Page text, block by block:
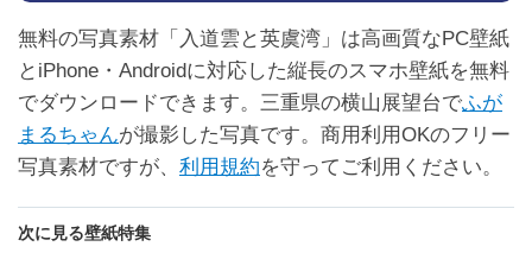
無料の写真素材「入道雲と英虞湾」は高画質なPC壁紙
とiPhone・Androidに対応した縦長のスマホ壁紙を無料
でダウンロードできます。三重県の横山展望台でふが
まるちゃんが撮影した写真です。商用利用OKのフリー
写真素材ですが、 利用規約を守ってご利用ください。
次に見る壁紙特集